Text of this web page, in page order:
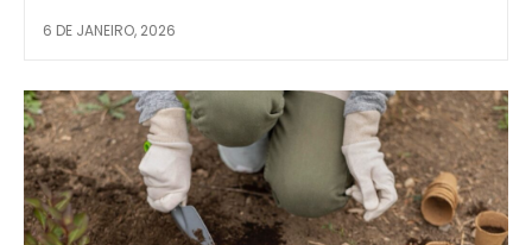
6 DE JANEIRO, 2026